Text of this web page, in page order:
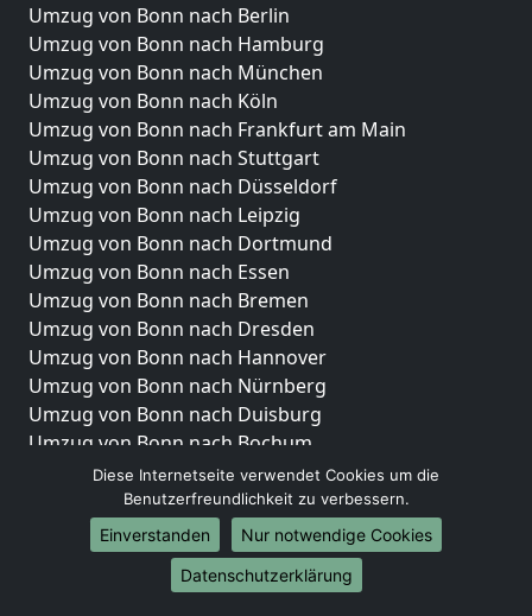
Umzug von Bonn nach Berlin
Umzug von Bonn nach Hamburg
Umzug von Bonn nach München
Umzug von Bonn nach Köln
Umzug von Bonn nach Frankfurt am Main
Umzug von Bonn nach Stuttgart
Umzug von Bonn nach Düsseldorf
Umzug von Bonn nach Leipzig
Umzug von Bonn nach Dortmund
Umzug von Bonn nach Essen
Umzug von Bonn nach Bremen
Umzug von Bonn nach Dresden
Umzug von Bonn nach Hannover
Umzug von Bonn nach Nürnberg
Umzug von Bonn nach Duisburg
Umzug von Bonn nach Bochum
Umzug von Bonn nach Wuppertal
Umzug von Bonn nach Bielefeld
Umzug von Bonn nach Bonn
Umzug von Bonn nach Münster
Internationale-Umzüge
Diese Internetseite verwendet Cookies um die
Benutzerfreundlichkeit zu verbessern.
Einverstanden
Nur notwendige Cookies
Datenschutzerklärung